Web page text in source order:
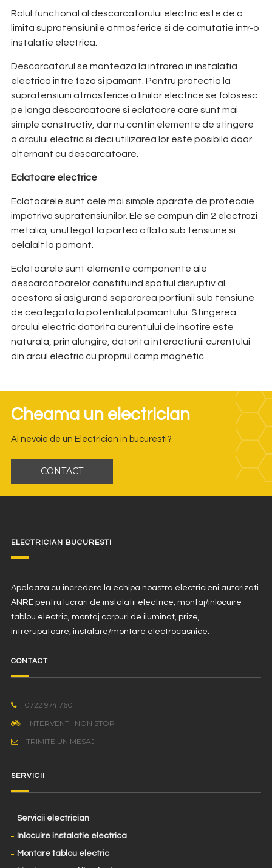
Rolul functional al descarcatorului electric este de a
limita supratensiunile atmosferice si de comutatie intr-o
instalatie electrica.
Descarcatorul se monteaza la intrarea in instalatia
electrica intre faza si pamant. Pentru protectia la
supratensiuni atmosferice a liniilor electrice se folosesc
pe langa descarcatoare si eclatoare care sunt mai
simple constructiv, dar nu contin elemente de stingere
a arcului electric si deci utilizarea lor este posibila doar
alternant cu descarcatoare.
Eclatoare electrice
Eclatoarele sunt cele mai simple aparate de protecaie
impotriva supratensiunilor. Ele se compun din 2 electrozi
metalici, unul legat la partea aflata sub tensiune si
celalalt la pamant.
Eclatoarele sunt elemente componente ale
descarcatoarelor constituind spatiul disruptiv al
acestora si asigurand separarea portiunii sub tensiune
de cea legata la potentialul pamantului. Stingerea
arcului electric datorita curentului de insotire este
naturala, prin alungire, datorita interactiunii curentului
din arcul electric cu propriul camp magnetic.
Cheama un electrician
Ai nevoie de un Electrician in bucuresti?
CONTACT
ELECTRICIAN BUCURESTI
Apeleaza cu incredere la echipa noastra electricieni autorizati
ANRE pentru lucrari de instalatii electrice, montaj/inlocuire
tablou electric, montaj corpuri de iluminat, prize,
intrerupatoare, instalare/montare electrocasnice.
CONTACT
0722 974 760
INTERVENTII NON STOP
TRIMITE UN MESAJ
SERVICII
Servicii electrician
Inlocuire instalatie electrica
Montare tablou electric